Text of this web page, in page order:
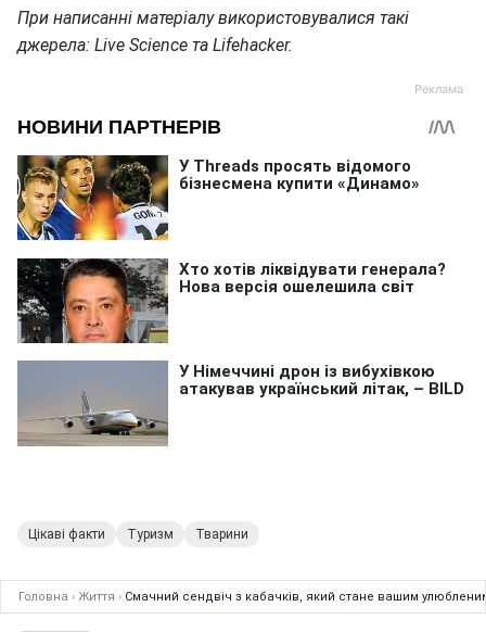
При написанні матеріалу використовувалися такі
джерела: Live Science та Lifehacker.
Цікаві факти Туризм Тварини
Головна › Життя › Смачний сендвіч з кабачків, який стане вашим